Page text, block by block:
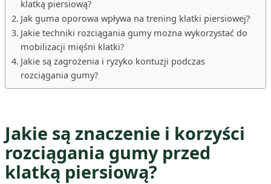
klatką piersiową?
Jak guma oporowa wpływa na trening klatki piersiowej?
Jakie techniki rozciągania gumy można wykorzystać do
mobilizacji mięśni klatki?
Jakie są zagrożenia i ryzyko kontuzji podczas
rozciągania gumy?
Jakie są znaczenie i korzyści
rozciągania gumy przed
klatką piersiową?